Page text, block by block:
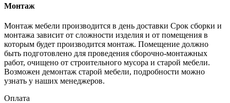
Монтаж
Монтаж мебели производится в день доставки Срок сборки и
монтажа зависит от сложности изделия и от помещения в
которым будет производится монтаж. Помещение должно
быть подготовлено для проведения сборочно-монтажных
работ, очищено от строительного мусора и старой мебели.
Возможен демонтаж старой мебели, подробности можно
узнать у наших менеджеров.
Оплата